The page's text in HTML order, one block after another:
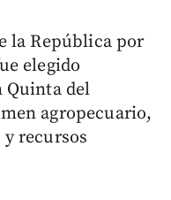
la República por
elegido
Quinta del
agropecuario,
recursos